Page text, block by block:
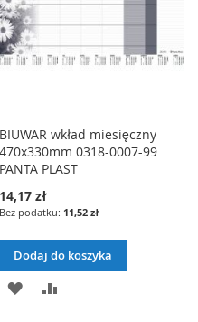
BIUWAR wkład miesięczny
470x330mm 0318-0007-99
PANTA PLAST
14,17 zł
11,52 zł
Dodaj do koszyka
DODAJ